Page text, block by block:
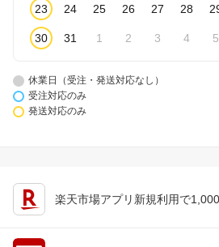
23 24 25 26 27 28
30 31 1 2 3 4 5
休業日（受注・発送対応なし）
受注対応のみ
発送対応のみ
楽天市場アプリ新規利用で